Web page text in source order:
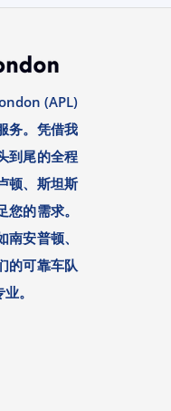
(APL)
务。凭借我
到尾的全程
顿、斯坦斯
的需求。
安普顿、
的可靠车队
。